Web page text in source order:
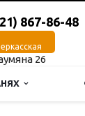
867-86-48
26